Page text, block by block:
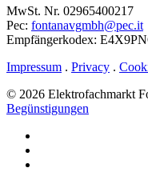
MwSt. Nr. 02965400217
Pec: fontanavgmbh@pec.it
Empfängerkodex:
Impressum . Privacy .
© 2026 Elektrofachmarkt
Begünstigungen